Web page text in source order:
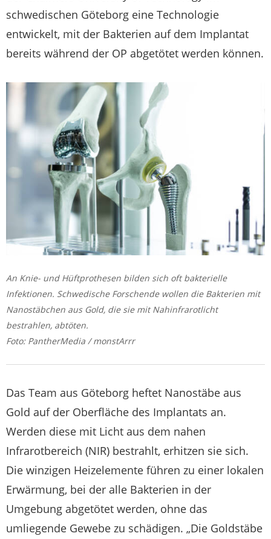
schwedischen Göteborg eine Technologie
entwickelt, mit der Bakterien auf dem Implantat
bereits während der OP abgetötet werden können.
An Knie- und Hüftprothesen bilden sich oft bakterielle
Infektionen. Schwedische Forschende wollen die Bakterien mit
Nanostäbchen aus Gold, die sie mit Nahinfrarotlicht
bestrahlen, abtöten.
Foto: PantherMedia / monstArrr
Das Team aus Göteborg heftet Nanostäbe aus
Gold auf der Oberfläche des Implantats an.
Werden diese mit Licht aus dem nahen
Infrarotbereich (NIR) bestrahlt, erhitzen sie sich.
Die winzigen Heizelemente führen zu einer lokalen
Erwärmung, bei der alle Bakterien in der
Umgebung abgetötet werden, ohne das
umliegende Gewebe zu schädigen. „Die Goldstäbe